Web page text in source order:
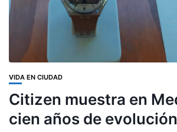
VIDA EN CIUDAD
Citizen muestra en
cien años de evolución